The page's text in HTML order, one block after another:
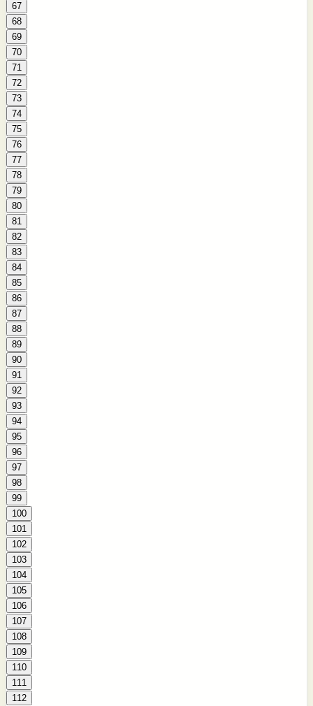
67
68
69
70
71
72
73
74
75
76
77
78
79
80
81
82
83
84
85
86
87
88
89
90
91
92
93
94
95
96
97
98
99
100
101
102
103
104
105
106
107
108
109
110
111
112